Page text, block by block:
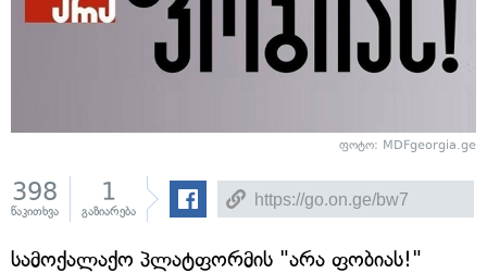
ფოტო: MDFgeorgia.ge
398
წაკითხვა
1
გაზიარება
სამოქალაქო პლატფორმის "არა ფობიას!"